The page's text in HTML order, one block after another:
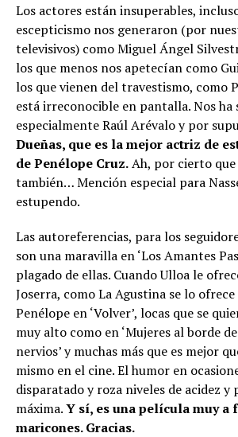
Los actores están insuperables,
escepticismo nos generaron (por
televisivos) como Miguel Ángel
los que menos nos apetecían como
los que vienen del travestismo, como
está irreconocible en pantalla. Nos
especialmente Raúl Arévalo y por
Dueñas, que es la mejor actriz de
de Penélope Cruz.Ah, por cierto que
también… Mención especial para
estupendo.
Las autoreferencias, para los
son una maravilla en ‘Los Amantes
plagado de ellas. Cuando Ulloa le
Joserra, como La Agustina se lo ofrece
Penélope en ‘Volver’, locas que se
muy alto como en ‘Mujeres al borde
nervios’ y muchas más que es mejor
mismo en el cine. El humor en
disparatado y roza niveles de acidez y
máxima.Y sí, es una película muy a
maricones. Gracias.